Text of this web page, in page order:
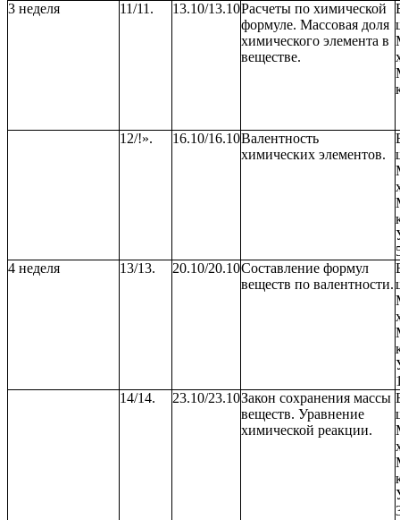
3 неделя 11/11. 13.10/13.10Расчеты по химической
формуле. Массовая доля
химического элемента в
веществе.
12/!». 16.10/16.10Валентность
химических элементов.
4 неделя
13/13. 20.10/20.10Составление формул
веществ по валентности.
14/14.
23.10/23.10Закон сохранения массы
веществ. Уравнение
химической реакции.